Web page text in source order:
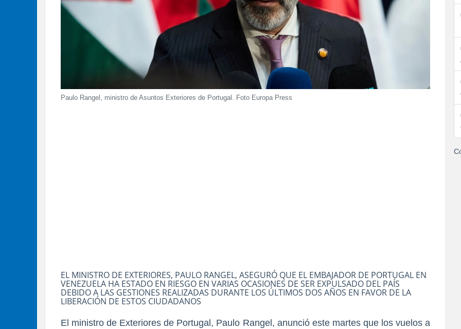
Paulo Rangel, ministro de Asuntos Exteriores de Portugal. Foto Europa Press
EL MINISTRO DE EXTERIORES, PAULO RANGEL, ASEGURÓ QUE EL EMBAJADOR DE PORTUGAL EN
VENEZUELA HA ESTADO EN RIESGO EN VARIAS OCASIONES DE SER EXPULSADO DEL PAÍS
DEBIDO A LAS GESTIONES REALIZADAS DURANTE LOS ÚLTIMOS DOS AÑOS EN FAVOR DE LA
LIBERACIÓN DE ESTOS CIUDADANOS
El ministro de Exteriores de Portugal, Paulo Rangel, anunció este martes que los vuelos a